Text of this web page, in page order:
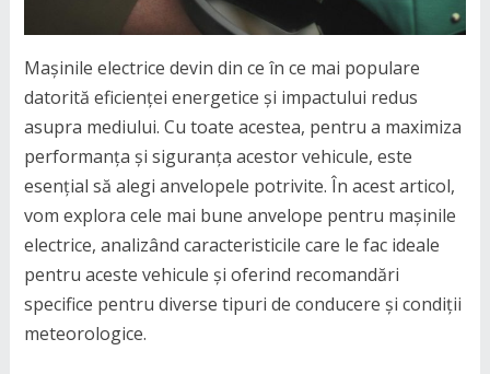
Mașinile electrice devin din ce în ce mai populare
datorită eficienței energetice și impactului redus
asupra mediului. Cu toate acestea, pentru a maximiza
performanța și siguranța acestor vehicule, este
esențial să alegi anvelopele potrivite. În acest articol,
vom explora cele mai bune anvelope pentru mașinile
electrice, analizând caracteristicile care le fac ideale
pentru aceste vehicule și oferind recomandări
specifice pentru diverse tipuri de conducere și condiții
meteorologice.